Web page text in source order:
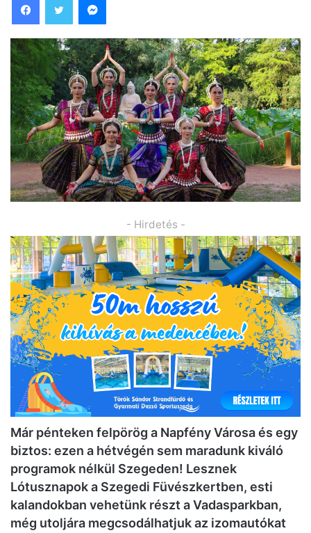
- Hirdetés -
Már pénteken felpörög a Napfény Városa és egy
biztos: ezen a hétvégén sem maradunk kiváló
programok nélkül Szegeden! Lesznek
Lótusznapok a Szegedi Füvészkertben, esti
kalandokban vehetünk részt a Vadasparkban,
még utoljára megcsodálhatjuk az izomautókat